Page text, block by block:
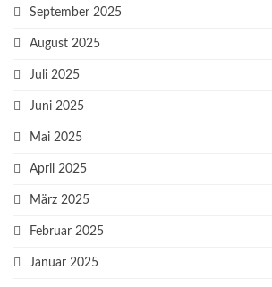
September 2025
August 2025
Juli 2025
Juni 2025
Mai 2025
April 2025
März 2025
Februar 2025
Januar 2025